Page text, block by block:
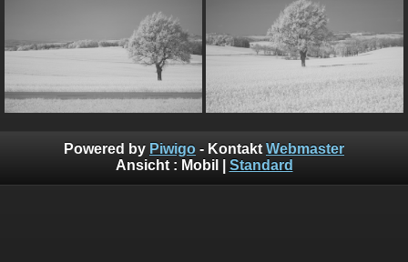
Powered by Piwigo - Kontakt Webmaster
Ansicht : Mobil Standard